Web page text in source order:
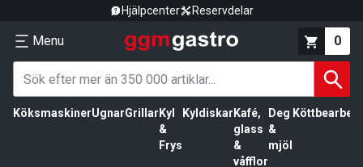
Hjälpcenter Reservdelar
Menu 0
KöksmaskinerUgnarGrillar Kyl
&
Frys
Kyldiskar Kafé,
glass
&
våfflor
Deg
&
mjöl